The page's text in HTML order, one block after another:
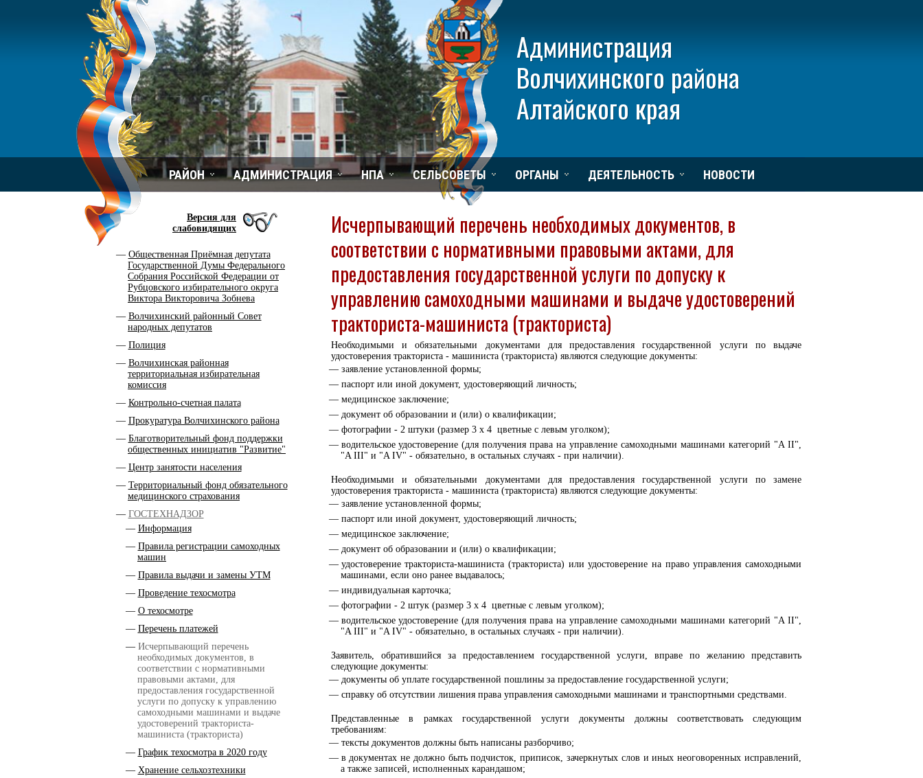
Администрация
Волчихинского района
Алтайского края
РАЙОН АДМИНИСТРАЦИЯ НПА СЕЛЬСОВЕТЫ ОРГАНЫ ДЕЯТЕЛЬНОСТЬ НОВОСТИ
Версия для
слабовидящих
Общественная Приёмная депутата
Государственной Думы Федерального
Собрания Российской Федерации от
Рубцовского избирательного округа
Виктора Викторовича Зобнева
Волчихинский районный Совет
народных депутатов
Полиция
Волчихинская районная
территориальная избирательная
комиссия
Контрольно-счетная палата
Прокуратура Волчихинского района
Благотворительный фонд поддержки
общественных инициатив "Развитие"
Центр занятости населения
Территориальный фонд обязательного
медицинского страхования
ГОСТЕХНАДЗОР
Информация
Правила регистрации самоходных
машин
Правила выдачи и замены УТМ
Проведение техосмотра
О техосмотре
Перечень платежей
Исчерпывающий перечень
необходимых документов, в
соответствии с нормативными
правовыми актами, для
предоставления государственной
услуги по допуску к управлению
самоходными машинами и выдаче
удостоверений тракториста-
машиниста (тракториста)
График техосмотра в 2020 году
Хранение сельхозтехники
Исчерпывающий перечень необходимых документов, в
соответствии с нормативными правовыми актами, для
предоставления государственной услуги по допуску к
управлению самоходными машинами и выдаче удостоверений
тракториста-машиниста (тракториста)
Необходимыми и обязательными документами для предоставления государственной услуги по выдаче
удостоверения тракториста - машиниста (тракториста) являются следующие документы:
заявление установленной формы;
паспорт или иной документ, удостоверяющий личность;
медицинское заключение;
документ об образовании и (или) о квалификации;
фотографии - 2 штуки (размер 3 x 4 цветные с левым уголком);
водительское удостоверение (для получения права на управление самоходными машинами категорий "A II",
"A III" и "A IV" - обязательно, в остальных случаях - при наличии).
Необходимыми и обязательными документами для предоставления государственной услуги по замене
удостоверения тракториста - машиниста (тракториста) являются следующие документы:
заявление установленной формы;
паспорт или иной документ, удостоверяющий личность;
медицинское заключение;
документ об образовании и (или) о квалификации;
удостоверение тракториста-машиниста (тракториста) или удостоверение на право управления самоходными
машинами, если оно ранее выдавалось;
индивидуальная карточка;
фотографии - 2 штук (размер 3 x 4 цветные с левым уголком);
водительское удостоверение (для получения права на управление самоходными машинами категорий "A II",
"A III" и "A IV" - обязательно, в остальных случаях - при наличии).
Заявитель, обратившийся за предоставлением государственной услуги, вправе по желанию представить
следующие документы:
документы об уплате государственной пошлины за предоставление государственной услуги;
справку об отсутствии лишения права управления самоходными машинами и транспортными средствами.
Представленные в рамках государственной услуги документы должны соответствовать следующим
требованиям:
тексты документов должны быть написаны разборчиво;
в документах не должно быть подчисток, приписок, зачеркнутых слов и иных неоговоренных исправлений,
а также записей, исполненных карандашом;